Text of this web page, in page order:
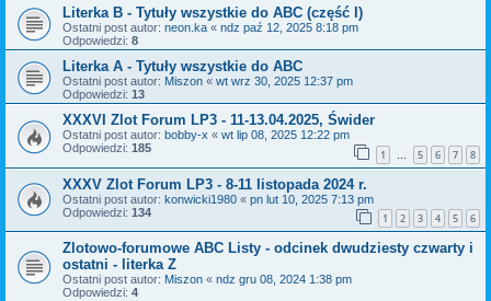
Literka B - Tytuły wszystkie do ABC (część I)
Ostatni post autor: neon.ka « ndz paź 12, 2025 8:18 pm
Odpowiedzi: 8
Literka A - Tytuły wszystkie do ABC
Ostatni post autor: Miszon « wt wrz 30, 2025 12:37 pm
Odpowiedzi: 13
XXXVI Zlot Forum LP3 - 11-13.04.2025, Świder
Ostatni post autor: bobby-x « wt lip 08, 2025 12:22 pm
Odpowiedzi: 185 1 … 5 6 7 8
XXXV Zlot Forum LP3 - 8-11 listopada 2024 r.
Ostatni post autor: konwicki1980 « pn lut 10, 2025 7:13 pm
Odpowiedzi: 134 1 2 3 4 5 6
Zlotowo-forumowe ABC Listy - odcinek dwudziesty czwarty i
ostatni - literka Z
Ostatni post autor: Miszon « ndz gru 08, 2024 1:38 pm
Odpowiedzi: 4